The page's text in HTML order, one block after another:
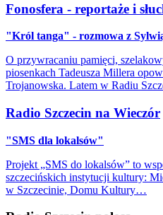
Fonosfera - reportaże i
"Król tanga" - rozmowa z
O przywracaniu pamięci,
piosenkach Tadeusza Millera
Trojanowska. Latem w Radiu
Radio Szczecin na Wieczór
"SMS dla lokalsów"
Projekt „SMS do lokalsów” to
szczecińskich instytucji kultury:
w Szczecinie, Domu Kultury…